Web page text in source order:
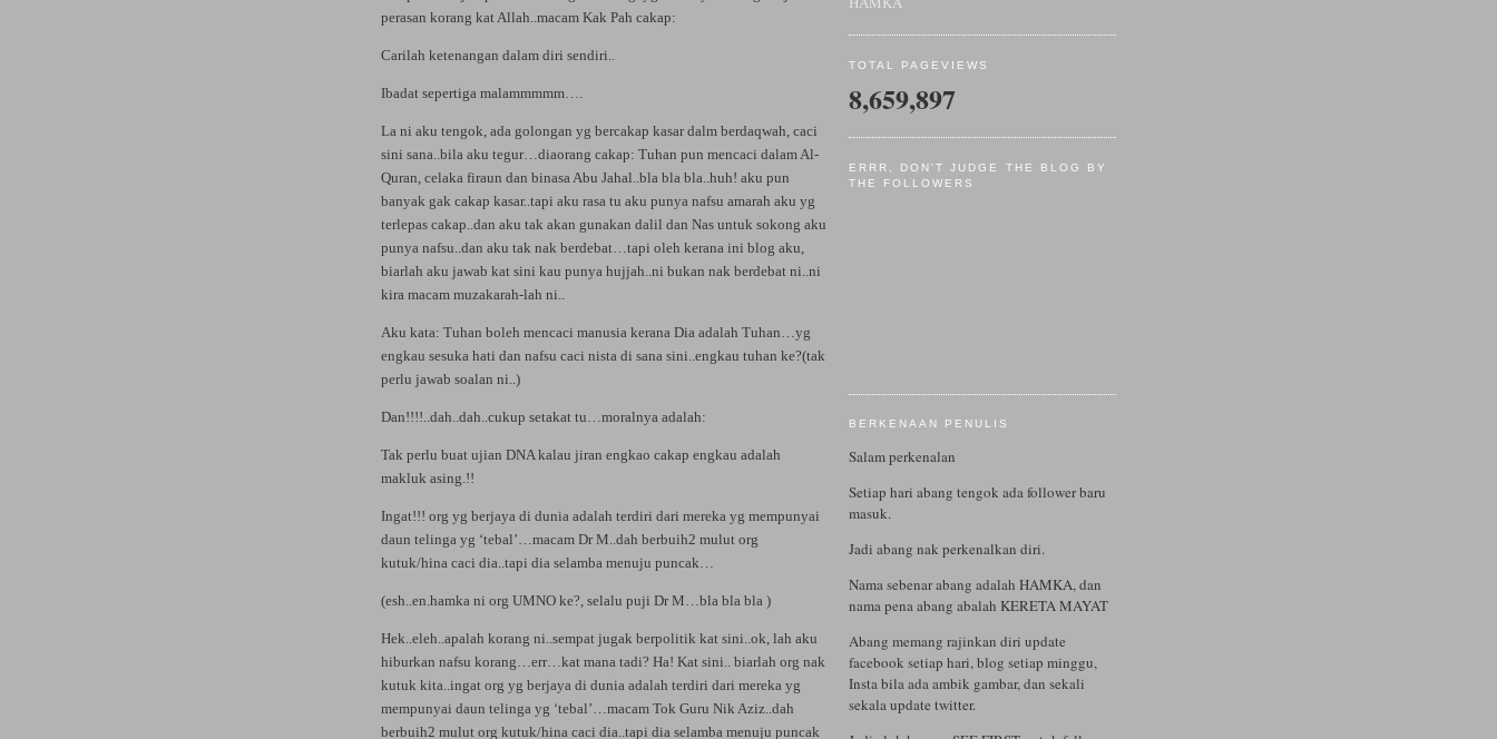
perasan korang kat Allah..macam Kak Pah cakap:
Carilah ketenangan dalam diri sendiri..
Ibadat sepertiga malammmmm….
La ni aku tengok, ada golongan yg bercakap kasar dalm berdaqwah, caci
sini sana..bila aku tegur…diaorang cakap: Tuhan pun mencaci dalam Al-
Quran, celaka firaun dan binasa Abu Jahal..bla bla bla..huh! aku pun
banyak gak cakap kasar..tapi aku rasa tu aku punya nafsu amarah aku yg
terlepas cakap..dan aku tak akan gunakan dalil dan Nas untuk sokong aku
punya nafsu..dan aku tak nak berdebat…tapi oleh kerana ini blog aku,
biarlah aku jawab kat sini kau punya hujjah..ni bukan nak berdebat ni..ni
kira macam muzakarah-lah ni..
Aku kata: Tuhan boleh mencaci manusia kerana Dia adalah Tuhan…yg
engkau sesuka hati dan nafsu caci nista di sana sini..engkau tuhan ke?(tak
perlu jawab soalan ni..)
Dan!!!!..dah..dah..cukup setakat tu…moralnya adalah:
Tak perlu buat ujian DNA kalau jiran engkao cakap engkau adalah
makluk asing.!!
Ingat!!! org yg berjaya di dunia adalah terdiri dari mereka yg mempunyai
daun telinga yg ‘tebal’…macam Dr M..dah berbuih2 mulut org
kutuk/hina caci dia..tapi dia selamba menuju puncak…
(esh..en.hamka ni org UMNO ke?, selalu puji Dr M…bla bla bla )
Hek..eleh..apalah korang ni..sempat jugak berpolitik kat sini..ok, lah aku
hiburkan nafsu korang…err…kat mana tadi? Ha! Kat sini.. biarlah org nak
kutuk kita..ingat org yg berjaya di dunia adalah terdiri dari mereka yg
mempunyai daun telinga yg ‘tebal’…macam Tok Guru Nik Aziz..dah
berbuih2 mulut org kutuk/hina caci dia..tapi dia selamba menuju puncak
TOTAL PAGEVIEWS
8,659,897
ERRR, DON'T JUDGE THE BLOG BY
THE FOLLOWERS
BERKENAAN PENULIS
Salam perkenalan
Setiap hari abang tengok ada follower baru
masuk.
Jadi abang nak perkenalkan diri.
Nama sebenar abang adalah HAMKA, dan
nama pena abang abalah KERETA MAYAT
Abang memang rajinkan diri update
facebook setiap hari, blog setiap minggu,
Insta bila ada ambik gambar, dan sekali
sekala update twitter.